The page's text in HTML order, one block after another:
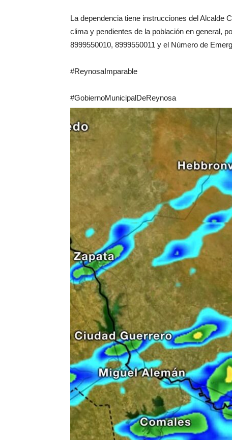
La dependencia tiene instrucciones del Alcalde
clima y pendientes de la población en general,
8999550010, 8999550011 y el Número de
#ReynosaImparable
#GobiernoMunicipalDeReynosa